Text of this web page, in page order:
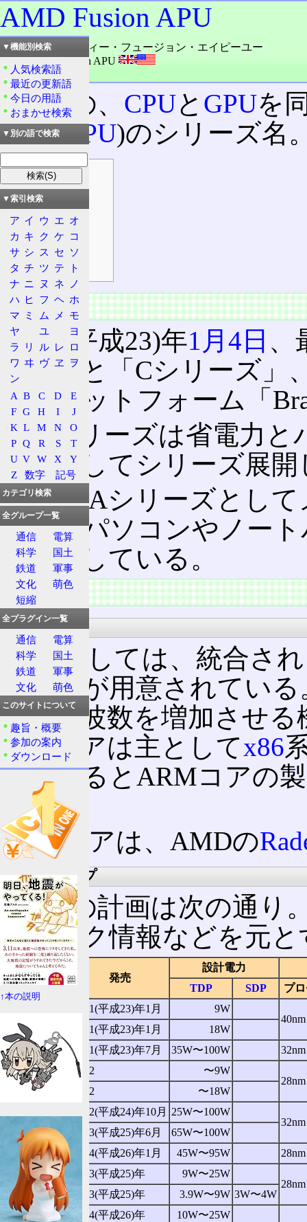
AMD Fusion APU
読み：エイエムディー・フュージョン・エイピーユー
外語：AMD Fusion APU
品詞：会社名
AMDの、 CPUと GPUを
サー(APU)のシリーズ名
目次
概要
特徴
性能
ロードマップ
ラインナップ
概要
2011(平成23)年1月4日 、
ーズ」と「Cシリーズ
たプラットフォーム「
E/Cシリーズは省電力
製品としてシリーズ展
更に、Aシリーズとし
トップパソコンやノー
も展開している。
特徴
性能
CPUとしては、統合さ
レードが用意されている
動作周波数を増加させ
CPUコアは主としてx86
代になるとARMコアの
きた。
GPUコアは、AMDの
ロードマップ
AMDの計画は次の通り
やリーク情報などを元と
コードネーム 発売
設計電力
TDP
SDP
プ
2011(平成23)年1月
9W
Zacate
2011(平成23)年1月
18W
Llano
2011(平成23)年7月 35W〜100W
Wichita
2012
〜9W
Krishna
2012
〜18W
2012(平成24)年10月
25W〜100W
Richland
2013(平成25)年6月
65W〜100W
Kaveri
2014(平成26)年1月 45W〜95W
Kabini
2013(平成25)年
9W〜25W
Temash
2013(平成25)年 3.9W〜9W 3W〜4W
Beema
2014(平成26)年 10W〜25W
▼機能別検索
人気検索語
最近の更新語
今日の用語
おまかせ検索
▼別の語で検索
▼索引検索
ア イ ウ エ オ
カ キ ク ケ コ
サ シ ス セ ソ
タ チ ツ テ
ト
ナ ニ ヌ ネ
ノ
ハ ヒ フ ヘ ホ
マ ミ ム メ
モ
ヤ
ユ
ヨ
ラ
リ ル レ ロ
ワ ヰ ヴ ヱ
ヲ
ン
A B C D
E
F G H I
J
K L M N
O
P Q R S
T
U V W X
Y
Z
数字 記号
カテゴリ検索
全グループ一覧
通信
電算
科学
国土
鉄道
軍事
文化
萌色
短縮
全プラグイン一覧
通信
電算
科学
国土
鉄道
軍事
文化
萌色
このサイトについて
趣旨・概要
参加の案内
ダウンロード
↑本の説明